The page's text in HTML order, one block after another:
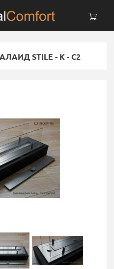
STILE - K - C2